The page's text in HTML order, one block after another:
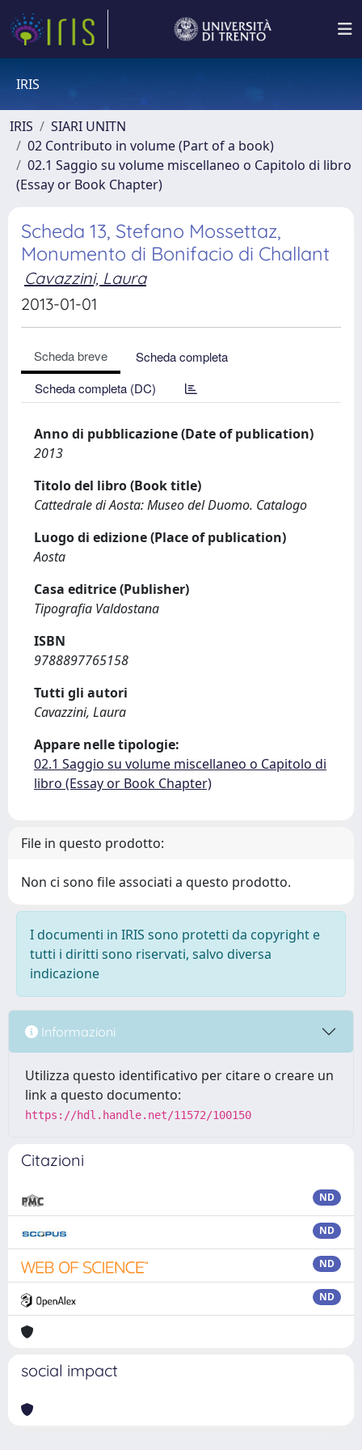
IRIS
IRIS
SIARI UNITN
02 Contributo in volume (Part of a book)
02.1 Saggio su volume miscellaneo o Capitolo di libro
(Essay or Book Chapter)
Scheda 13, Stefano Mossettaz,
Monumento di Bonifacio di Challant
Cavazzini, Laura
2013-01-01
Scheda breve
Scheda completa
Scheda completa (DC)
Anno di pubblicazione (Date of publication)
2013
Titolo del libro (Book title)
Cattedrale di Aosta: Museo del Duomo. Catalogo
Luogo di edizione (Place of publication)
Aosta
Casa editrice (Publisher)
Tipografia Valdostana
ISBN
9788897765158
Tutti gli autori
Cavazzini, Laura
Appare nelle tipologie:
02.1 Saggio su volume miscellaneo o Capitolo di
libro (Essay or Book Chapter)
File in questo prodotto:
Non ci sono file associati a questo prodotto.
I documenti in IRIS sono protetti da copyright e
tutti i diritti sono riservati, salvo diversa
indicazione
Informazioni
Utilizza questo identificativo per citare o creare un
link a questo documento:
https://hdl.handle.net/11572/100150
Citazioni
ND
ND
ND
ND
social impact